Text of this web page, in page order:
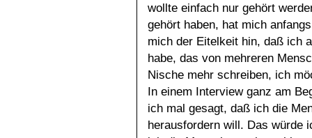
wollte einfach nur gehört
gehört haben, hat mich
mich der Eitelkeit hin, daß ich
habe, das von mehreren
Nische mehr schreiben, ich
In einem Interview ganz am
ich mal gesagt, daß ich die
herausfordern will. Das würde